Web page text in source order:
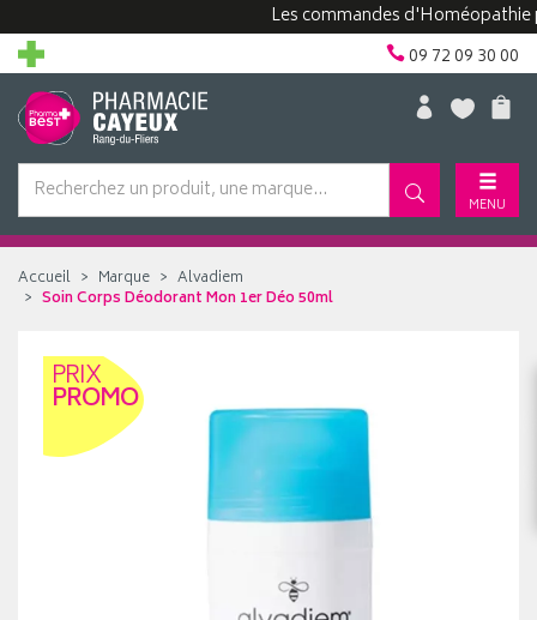
Les commandes d'Homéopathie
09 72 09 30 00
MENU
Accueil Marque
Alvadiem
Soin Corps Déodorant Mon 1er Déo 50ml
PRIX
PROMO